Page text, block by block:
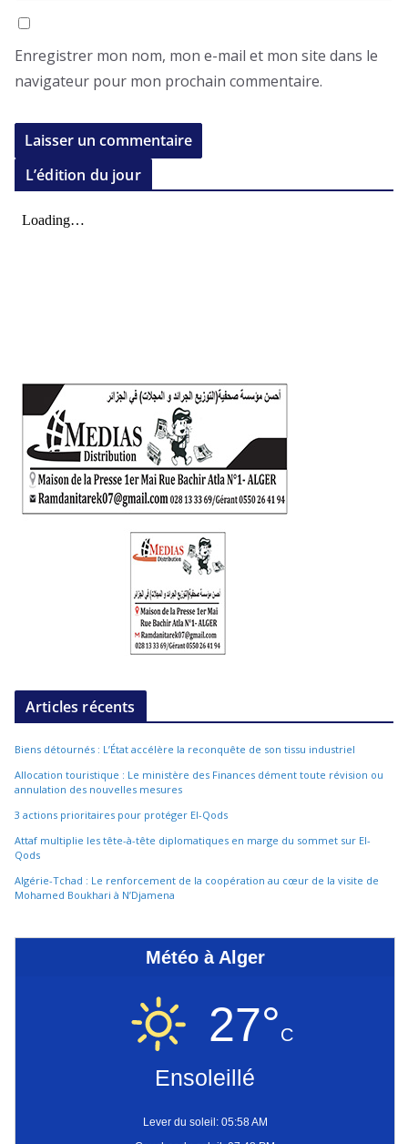
Enregistrer mon nom, mon e-mail et mon site dans le
navigateur pour mon prochain commentaire.
L’édition du jour
Articles récents
Biens détournés : L’État accélère la reconquête de son tissu industriel
Allocation touristique : Le ministère des Finances dément toute révision ou
annulation des nouvelles mesures
3 actions prioritaires pour protéger El-Qods
Attaf multiplie les tête-à-tête diplomatiques en marge du sommet sur El-
Qods
Algérie-Tchad : Le renforcement de la coopération au cœur de la visite de
Mohamed Boukhari à N’Djamena
Météo à Alger
27°C
Ensoleillé
Lever du soleil: 05:58 AM